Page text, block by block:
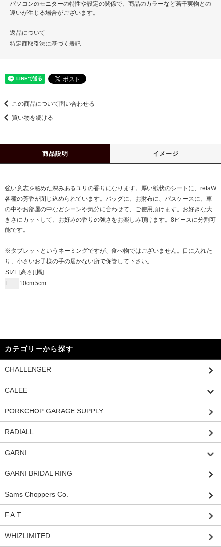
パソコンのモニターの特性や設定の関係で、商品のカラーなど若干実物との
違いが生じる場合がございます。
返品について
特定商取引法に基づく表記
この商品について問い合わせる
買い物を続ける
商品説明 イメージ
強い意志を秘めた深みあるユリの香りになります。厚い紙状のシートに、retaW
各種の芳香が閉じ込められています。バッグに、お財布に、パスケースに、車
の中やお部屋の中などシーンや気分に合わせて、ご使用頂けます。お好きな大
きさにカットして、お好みの香りの強さをお楽しみ頂けます。8ピースに分割可
能です。
※タブレットというネーミングですが、食べ物ではございません。口に入れた
り、小さいお子様の手の届かない所で保管して下さい。
SIZE [高さ] [幅]
F
10cm5cm
カテゴリーから探す
CHALLENGER
CALEE
PORKCHOP GARAGE SUPPLY
RADIALL
GARNI
GARNI BRIDAL RING
Sams Choppers Co.
F.A.T.
WHIZLIMITED